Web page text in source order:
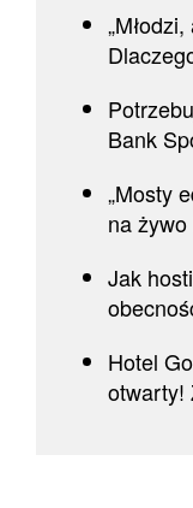
Bank
„Mosty
na
Jak
Hotel
otwarty!